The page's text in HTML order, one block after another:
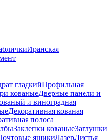
Иранская
гладкийПрофильная
кованыеДверные панели и
и виноградная
Декоративная кованая
полоса
Заклепки кованыеЗаглушки
ящикиЛазерЛистья